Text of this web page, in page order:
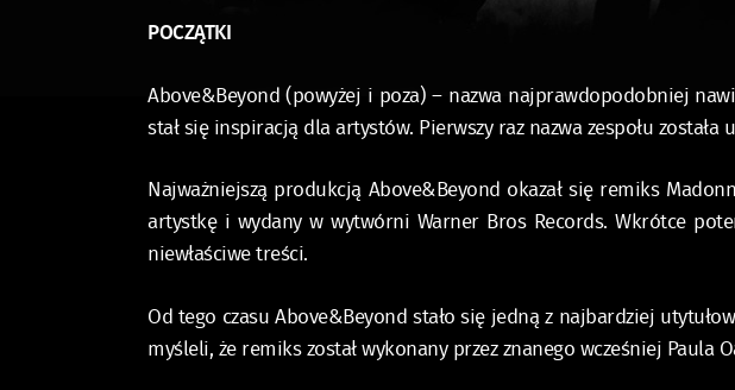
POCZĄTKI
Above&Beyond (powyżej i poza) – nazwa najprawdopodobniej
stał się inspiracją dla artystów. Pierwszy raz nazwa zespołu
Najważniejszą produkcją Above&Beyond okazał się remiks
artystkę i wydany w wytwórni Warner Bros Records. Wkrótce
niewłaściwe treści.
Od tego czasu Above&Beyond stało się jedną z najbardziej
myśleli, że remiks został wykonany przez znanego wcześniej Paula